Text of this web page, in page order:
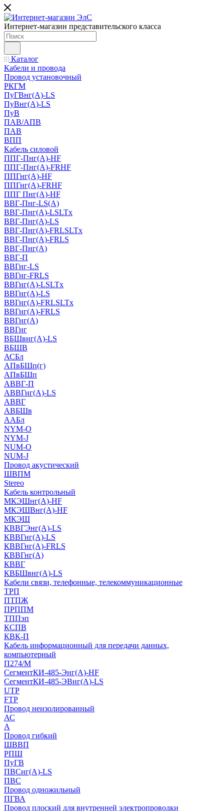
Интернет-магазин представительского класса
Каталог
Кабели и провода
Провод установочный
РКГМ
ПуГВнг(А)-LS
ПуВнг(А)-LS
ПуВ
ПАВ/АПВ
ПАВ
ВПП
Кабель силовой
ППГ-Пнг(А)-HF
ППГ-Пнг(А)-FRHF
ППГнг(А)-HF
ППГнг(А)-FRHF
ППГ Пнг(А)-HF
ВВГ-Пнг-LS(А)
ВВГ-Пнг(А)-LSLTx
ВВГ-Пнг(А)-LS
ВВГ-Пнг(А)-FRLSLTx
ВВГ-Пнг(А)-FRLS
ВВГ-Пнг(А)
ВВГ-П
ВВГнг-LS
ВВГнг-FRLS
ВВГнг(А)-LSLTx
ВВГнг(А)-LS
ВВГнг(А)-FRLSLTx
ВВГнг(А)-FRLS
ВВГнг(А)
ВВГнг
ВБШвнг(А)-LS
ВБШВ
АСБл
АПвБШп(г)
АПвБШп
АВВГ-П
АВВГнг(А)-LS
АВВГ
АВБШв
ААБл
NYM-O
NYM-J
NUM-О
NUM-J
Провод акустический
ШВПМ
Stereo
Кабель контрольный
МКЭШнг(A)-HF
МКЭШВнг(А)-HF
МКЭШ
КВВГЭнг(А)-LS
КВВГнг(А)-LS
КВВГнг(А)-FRLS
КВВГнг(А)
КВВГ
КВБШвнг(А)-LS
Кабели связи, телефонные, телекоммуникационные
ТРП
ПТПЖ
ПРППМ
ТППэп
КСПВ
КВК-П
Кабель информационный для передачи данных,
компьютерный
П274/М
СегментКИ-485-Энг(А)-HF
СегментКИ-485-ЭВнг(А)-LS
UTP
FTP
Провод неизолированный
АС
А
Провод гибкий
ШВВП
РПШ
ПуГВ
ПВСнг(А)-LS
ПВС
Провод одножильный
ПГВА
Провод плоский для внутренней электропроводки